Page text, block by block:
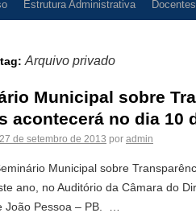
Estrutura Administrativa Docentes
Arquivo privado
Municipal sobre
acontecerá no dia 10
27 de setembro de 2013 por admin
Municipal sobre
ano, no Auditório da Câmara do
João Pessoa – PB. …